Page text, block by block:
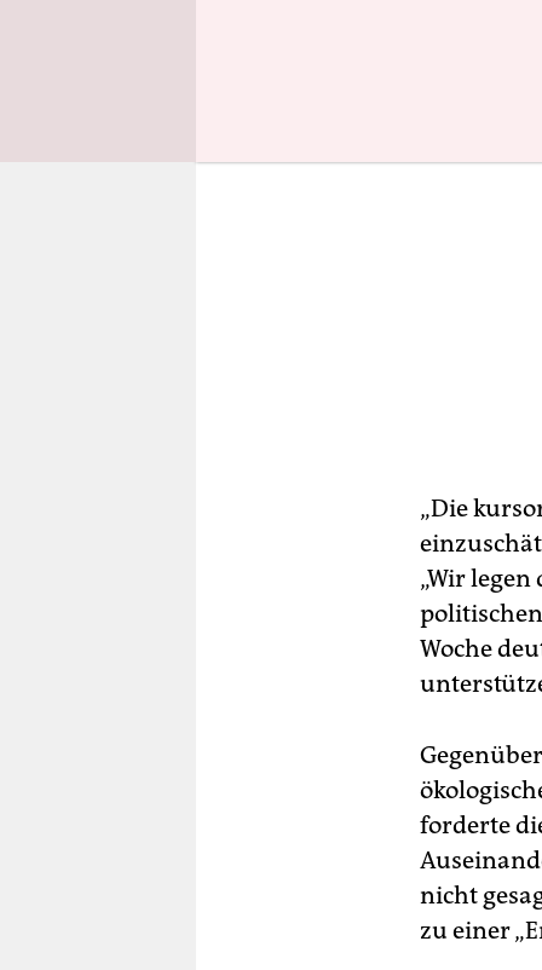
„Die
„Wir
Woche
forderte
nicht
zu einer